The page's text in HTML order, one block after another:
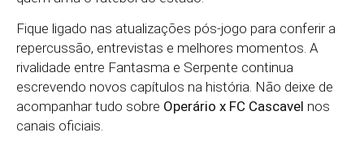
Fique ligado nas atualizações pós-jogo para conferir a
repercussão, entrevistas e melhores momentos. A
rivalidade entre Fantasma e Serpente continua
escrevendo novos capítulos na história. Não deixe de
acompanhar tudo sobre Operário x FC Cascavel nos
canais oficiais.